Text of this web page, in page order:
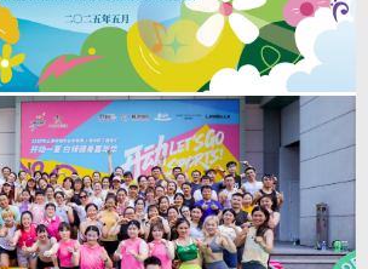
公交首届“春之声”音浪节暨卡拉ok大赛
浪节暨卡拉ok大赛。 本次南汇公交首届“春之声”音
幕！不仅为职工提供了展示才艺的舞台，更增强了
上的企业文化氛围。歌声传递着对企业的热爱，对
工以更加饱满的热情投身工作，共同谱写企业高质量